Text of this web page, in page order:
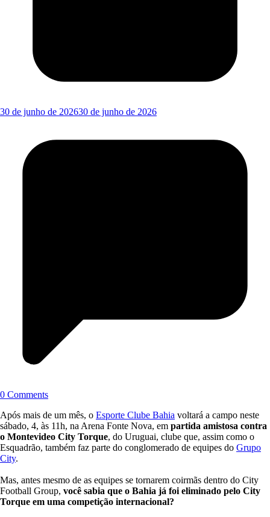
30 de junho de 202630 de junho de 2026
0 Comments
Após mais de um mês, o Esporte Clube Bahia voltará a campo neste
sábado, 4, às 11h, na Arena Fonte Nova, em partida amistosa contra
o Montevideo City Torque, do Uruguai, clube que, assim como o
Esquadrão, também faz parte do conglomerado de equipes do Grupo
City.
Mas, antes mesmo de as equipes se tornarem coirmãs dentro do City
Football Group, você sabia que o Bahia já foi eliminado pelo City
Torque em uma competição internacional?